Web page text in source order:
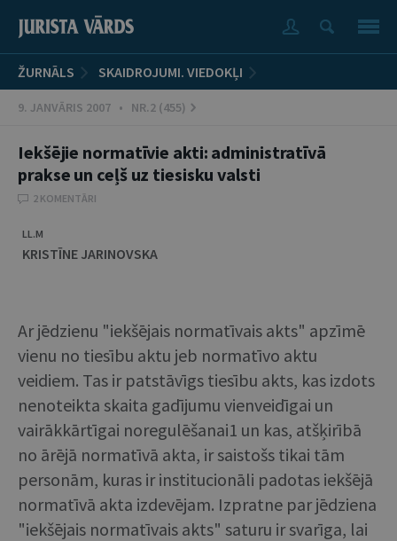
ŽURNĀLS SKAIDROJUMI. VIEDOKĻI
9. JANVĀRIS 2007 • NR.2 (455)
Iekšējie normatīvie akti: administratīvā
prakse un ceļš uz tiesisku valsti
2 KOMENTĀRI
LL.M
KRISTĪNE JARINOVSKA
Ar jēdzienu "iekšējais normatīvais akts" apzīmē
vienu no tiesību aktu jeb normatīvo aktu
veidiem. Tas ir patstāvīgs tiesību akts, kas izdots
nenoteikta skaita gadījumu vienveidīgai un
vairākkārtīgai noregulēšanai1 un kas, atšķirībā
no ārējā normatīvā akta, ir saistošs tikai tām
personām, kuras ir institucionāli padotas iekšējā
normatīvā akta izdevējam. Izpratne par jēdziena
"iekšējais normatīvais akts" saturu ir svarīga, lai